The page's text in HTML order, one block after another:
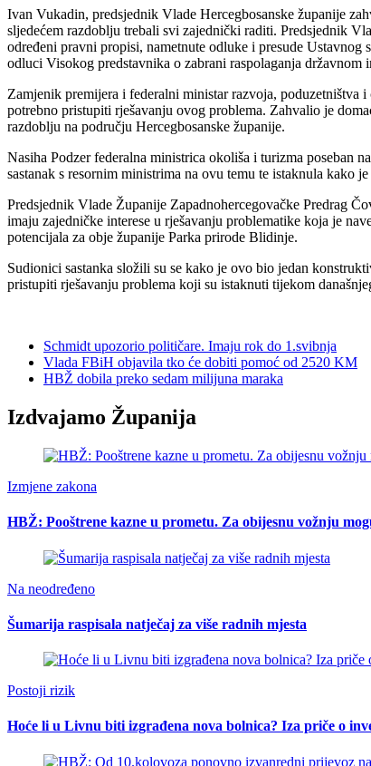
Ivan Vukadin, predsjednik Vlade Hercegbosanske županije
sljedećem razdoblju trebali svi zajednički raditi. Predsjednik
određeni pravni propisi, nametnute odluke i presude
odluci Visokog predstavnika o zabrani raspolaganja
Zamjenik premijera i federalni ministar razvoja, poduzetništva
potrebno pristupiti rješavanju ovog problema. Zahvalio je
razdoblju na području Hercegbosanske županije.
Nasiha Podzer federalna ministrica okoliša i turizma poseban
sastanak s resornim ministrima na ovu temu te istaknula kako
Predsjednik Vlade Županije Zapadnohercegovačke Predrag
imaju zajedničke interese u rješavanju problematike koja je
potencijala za obje županije Parka prirode Blidinje.
Sudionici sastanka složili su se kako je ovo bio jedan
pristupiti rješavanju problema koji su istaknuti tijekom
Schmidt upozorio političare. Imaju rok do 1.svibnja
Vlada FBiH objavila tko će dobiti pomoć od 2520 KM
HBŽ dobila preko sedam milijuna maraka
Izdvajamo Županija
Izmjene zakona
HBŽ: Pooštrene kazne u prometu. Za obijesnu vožnju
Na neodređeno
Šumarija raspisala natječaj za više radnih mjesta
Postoji rizik
Hoće li u Livnu biti izgrađena nova bolnica? Iza priče o